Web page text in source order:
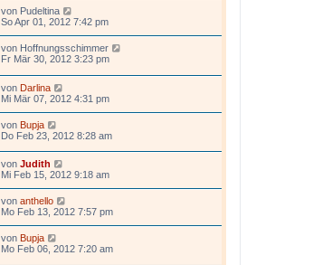
von Pudeltina
So Apr 01, 2012 7:42 pm
von Hoffnungsschimmer
Fr Mär 30, 2012 3:23 pm
von Darlina
Mi Mär 07, 2012 4:31 pm
von Bupja
Do Feb 23, 2012 8:28 am
von Judith
Mi Feb 15, 2012 9:18 am
von anthello
Mo Feb 13, 2012 7:57 pm
von Bupja
Mo Feb 06, 2012 7:20 am